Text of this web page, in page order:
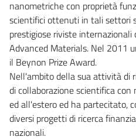
nanometriche con proprietà
scientifici ottenuti in tali settori
prestigiose riviste
Advanced Materials. Nel 2011
il Beynon Prize Award.
Nell'ambito della sua attività di
di collaborazione scientifica
ed all'estero ed ha partecitato,
diversi progetti di ricerca
nazionali.